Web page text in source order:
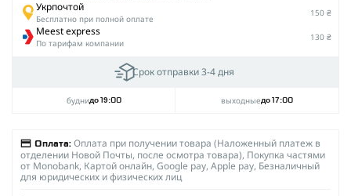
Укрпочтой
Бесплатно при полной оплате
150 ₴
Meest express
По тарифам компании
130 ₴
Срок отправки 3-4 дня
буднидо 19:00 выходныедо 17:00
Оплата: Оплата при получении товара (Наложенный платеж в
отделении Новой Почты, после осмотра товара), Покупка частями
от Monobank, Картой онлайн, Google pay, Apple pay, Безналичный
для юридических и физических лиц